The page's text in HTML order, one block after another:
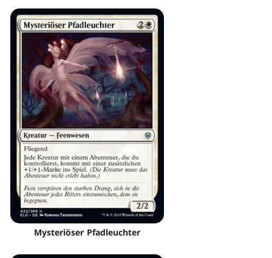
Mysteriöser Pfadleuchter